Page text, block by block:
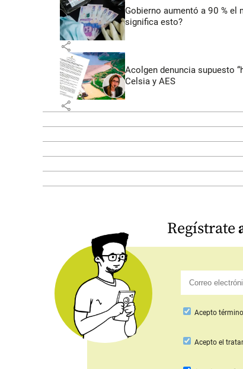
Gobierno aumentó a 90 %
significa esto?
share
Acolgen denuncia supuesto
Celsia y AES
share
Regístrate
Acepto
Aceptoel